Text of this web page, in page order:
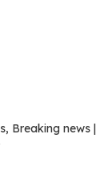
Breaking news |